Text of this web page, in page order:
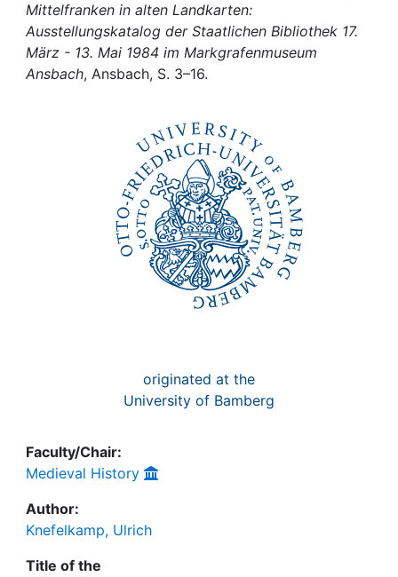
My FIS
Help
Mittelfranken in alten Landkarten:
Ausstellungskatalog der Staatlichen Bibliothek 17.
März - 13. Mai 1984 im Markgrafenmuseum
Ansbach, Ansbach, S. 3–16.
originated at the
University of Bamberg
Faculty/Chair:
Medieval History
Author:
Knefelkamp, Ulrich
Title of the